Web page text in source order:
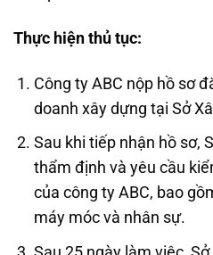
Thực hiện thủ tục:
Công ty ABC nộp hồ sơ
doanh xây dựng tại Sở
Sau khi tiếp nhận hồ sơ,
thẩm định và yêu cầu
của công ty ABC, bao
máy móc và nhân sự.